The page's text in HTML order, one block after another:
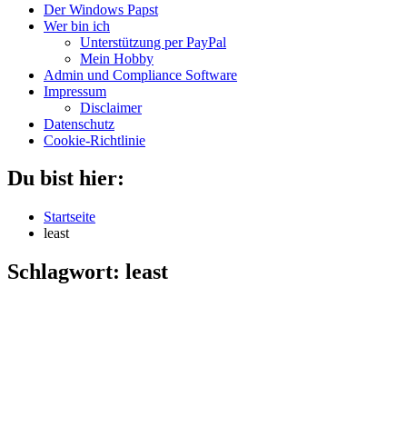
Der Windows Papst
Wer bin ich
Unterstützung per PayPal
Mein Hobby
Admin und Compliance Software
Impressum
Disclaimer
Datenschutz
Cookie-Richtlinie
Du bist hier:
Startseite
least
Schlagwort: least